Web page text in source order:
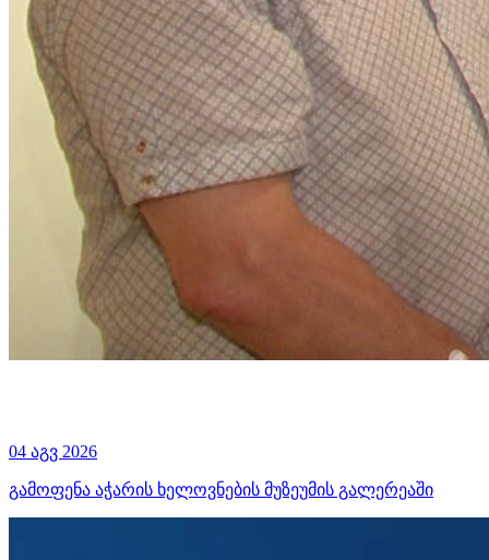
04 აგვ 2026
გამოფენა აჭარის ხელოვნების მუზეუმის გალერეაში